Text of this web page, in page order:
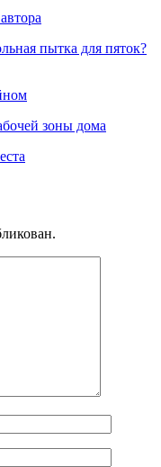
пытка для пяток?
зоны дома